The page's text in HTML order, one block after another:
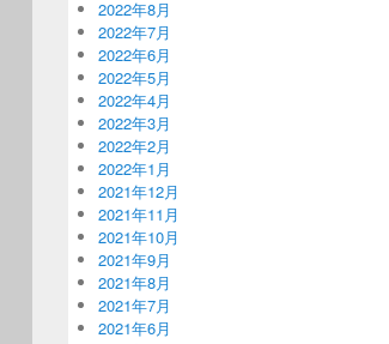
2022年8月
2022年7月
2022年6月
2022年5月
2022年4月
2022年3月
2022年2月
2022年1月
2021年12月
2021年11月
2021年10月
2021年9月
2021年8月
2021年7月
2021年6月